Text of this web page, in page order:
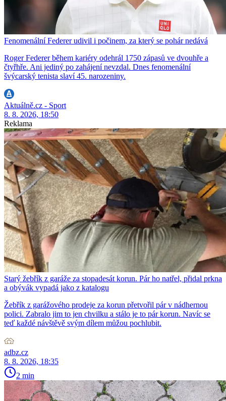
Fenomenální Federer udivil i počinem, za který se pohár nedává
Roger Federer během kariéry odehrál 1750 zápasů ve dvouhře a
čtyřhře. Ani jediný po zahájení nevzdal. Dnes fenomenální
švýcarský tenista slaví 45. narozeniny.
Aktuálně.cz - Sport
8. 8. 2026, 18:50
Reklama
Starý žebřík z garáže za stopadesát korun. Pár ho natřel, přidal prkna
a obývák vypadá jako z katalogu
Žebřík z garážového prodeje za korun přetvořil pár v nádhernou
polici. Zabralo jim to jen chvilku a stálo je to pár korun. Navíc se
teď každé návštěvě svým dílem můžou pochlubit.
adbz.cz
8. 8. 2026, 18:35
2 min